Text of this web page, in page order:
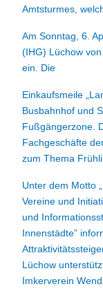
Amtsturmes,
Am Sonntag, 6.
(IHG) Lüchow
ein. Die
Einkaufsmeile
Busbahnhof und
Fußgängerzone.
Fachgeschäfte
zum Thema
Unter dem Motto
Vereine und
und
Innenstädte”
Lüchow
Imkerverein